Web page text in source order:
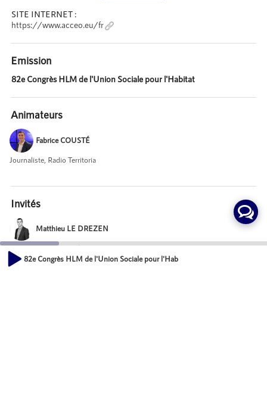
SITE INTERNET :
https://www.acceo.eu/fr
Emission
82e Congrès HLM de l'Union Sociale pour l'Habitat
Animateurs
Fabrice COUSTÉ
Journaliste, Radio Territoria
Invités
Matthieu LE DREZEN
Directeur Commercial France, ACCEO
82e Congrès HLM de l'Union Sociale pour l'Habitat - Matthieu LE